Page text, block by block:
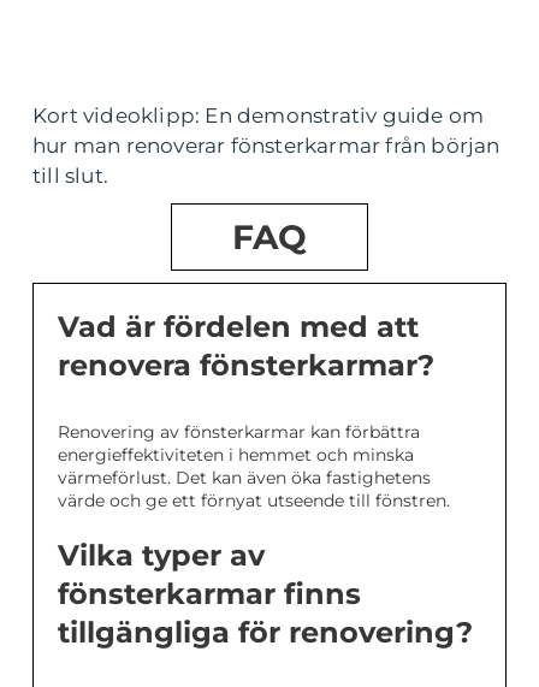
Kort videoklipp: En demonstrativ guide om
hur man renoverar fönsterkarmar från början
till slut.
FAQ
Vad är fördelen med att
renovera fönsterkarmar?
Renovering av fönsterkarmar kan förbättra
energieffektiviteten i hemmet och minska
värmeförlust. Det kan även öka fastighetens
värde och ge ett förnyat utseende till fönstren.
Vilka typer av
fönsterkarmar finns
tillgängliga för renovering?